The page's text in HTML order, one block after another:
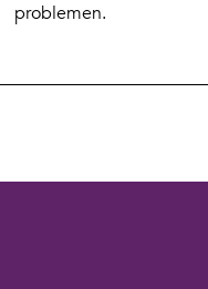
problemen.